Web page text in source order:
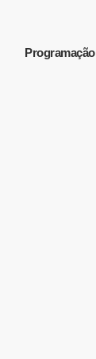
Programação